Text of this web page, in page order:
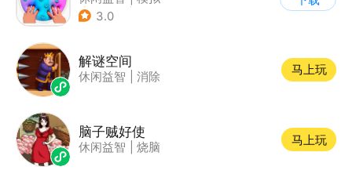
| 史莱姆
3.0
解谜空间
休闲益智 消除
马上玩
脑子贼好使
休闲益智 烧脑
马上玩